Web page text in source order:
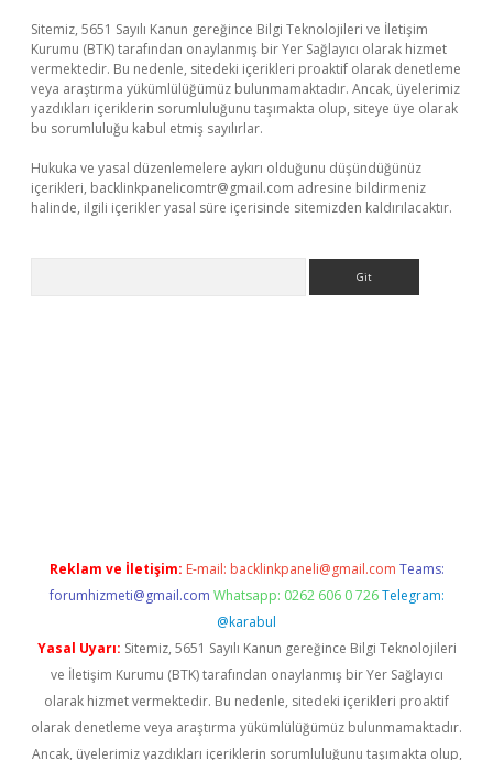
Sitemiz, 5651 Sayılı Kanun gereğince Bilgi Teknolojileri ve İletişim
Kurumu (BTK) tarafından onaylanmış bir Yer Sağlayıcı olarak hizmet
vermektedir. Bu nedenle, sitedeki içerikleri proaktif olarak denetleme
veya araştırma yükümlülüğümüz bulunmamaktadır. Ancak, üyelerimiz
yazdıkları içeriklerin sorumluluğunu taşımakta olup, siteye üye olarak
bu sorumluluğu kabul etmiş sayılırlar.
Hukuka ve yasal düzenlemelere aykırı olduğunu düşündüğünüz
içerikleri, backlinkpanelicomtr@gmail.com adresine bildirmeniz
halinde, ilgili içerikler yasal süre içerisinde sitemizden kaldırılacaktır.
Reklam ve İletişim: E-mail: backlinkpaneli@gmail.com Teams:
forumhizmeti@gmail.com Whatsapp: 0262 606 0 726 Telegram:
@karabul
Yasal Uyarı: Sitemiz, 5651 Sayılı Kanun gereğince Bilgi Teknolojileri
ve İletişim Kurumu (BTK) tarafından onaylanmış bir Yer Sağlayıcı
olarak hizmet vermektedir. Bu nedenle, sitedeki içerikleri proaktif
olarak denetleme veya araştırma yükümlülüğümüz bulunmamaktadır.
Ancak, üyelerimiz yazdıkları içeriklerin sorumluluğunu taşımakta olup,